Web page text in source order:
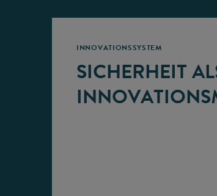
INNOVATIONSSYSTEM
SICHERHEIT